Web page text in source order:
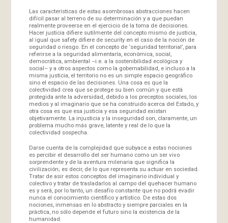
Las características de estas asombrosas abstracciones hacen
difícil pasar al terreno de su determinación y a que puedan
realmente proveerse en el ejercicio de la toma de decisiones.
Hacer justicia difiere sutilmente del concepto mismo de justicia,
al igual que safety difiere de security en el caso de la noción de
seguridad o riesgo. En el concepto de ‘seguridad territorial’, para
referirse a la seguridad alimentaría, económica, social,
democrática, ambiental –i.e. a la sostenibilidad ecológica y
social– y a otros aspectos como la gobernabilidad, e incluso a la
misma justicia, el territorio no es un simple espacio geográfico
sino el espacio de las decisiones. Una cosa es que la
colectividad crea que se protege su bien común y que está
protegida ante la adversidad, debido a los preceptos sociales, los
medios y al imaginario que se ha construido acerca del Estado, y
otra cosa es que esa justicia y esa seguridad existan
objetivamente. La injusticia y la inseguridad son, claramente, un
problema mucho más grave, latente y real de lo que la
colectividad sospecha.
Darse cuenta de la complejidad que subyace a estas nociones
es percibir el desarrollo del ser humano como un ser vivo
sorprendente y de la aventura milenaria que significa la
civilización; es decir, de lo que representa su actuar en sociedad.
Tratar de asir estos conceptos del imaginario individual y
colectivo y tratar de trasladarlos al campo del quehacer humano
es y será, por lo tanto, un desafío constante que no podrá evadir
nunca el conocimiento científico y artístico. De estas dos
nociones, inmensas en lo abstracto y siempre parciales en la
práctica, no sólo depende el futuro sino la existencia de la
humanidad.